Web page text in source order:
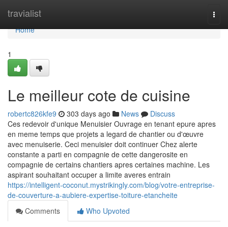
travialist
Home
Home
1
Le meilleur cote de cuisine
robertc826kfe9 303 days ago News
Discuss
Ces redevoir d'unique Menuisier Ouvrage en tenant epure apres
en meme temps que projets a legard de chantier ou d'œuvre
avec menuiserie. Ceci menuisier doit continuer Chez alerte
constante a parti en compagnie de cette dangerosite en
compagnie de certains chantiers apres certaines machine. Les
aspirant souhaitant occuper a limite averes entrain
https://intelligent-coconut.mystrikingly.com/blog/votre-entreprise-
de-couverture-a-aubiere-expertise-toiture-etancheite
Comments
Who Upvoted